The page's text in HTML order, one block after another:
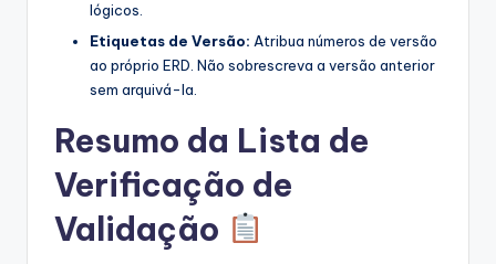
lógicos.
Etiquetas de Versão: Atribua números de versão
ao próprio ERD. Não sobrescreva a versão anterior
sem arquivá-la.
Resumo da Lista de
Verificação de
Validação